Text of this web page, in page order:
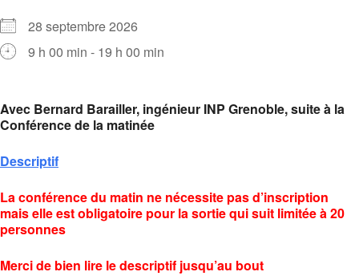
28 septembre 2026
9 h 00 min - 19 h 00 min
Avec Bernard Barailler, ingénieur INP Grenoble, suite à la
Conférence de la matinée
Descriptif
La conférence du matin ne nécessite pas d’inscription
mais elle est obligatoire pour la sortie qui suit limitée à 20
personnes
Merci de bien lire le descriptif jusqu’au bout